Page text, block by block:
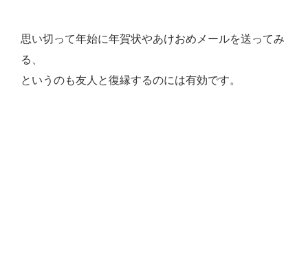
思い切って年始に年賀状やあけおめメールを送ってみ
る、
というのも友人と復縁するのには有効です。